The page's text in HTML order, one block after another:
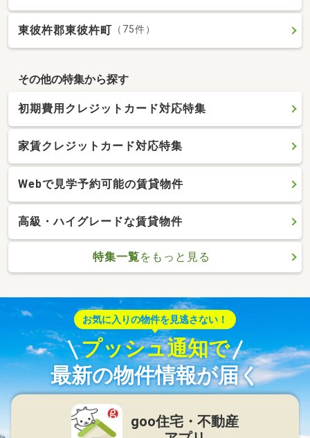
東彼杵郡東彼杵町 （75件）
その他の特集から探す
初期費用クレジットカード対応特集
家賃クレジットカード対応特集
Webで見学予約可能の賃貸物件
高級・ハイグレードな賃貸物件
特集一覧をもっと見る
お気に入りの物件を見逃さない！
プッシュ通知で
最新の物件情報が届く
goo住宅・不動産